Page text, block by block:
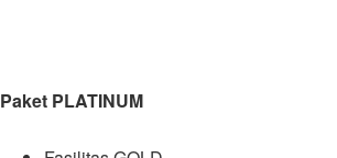
Paket PLATINUM